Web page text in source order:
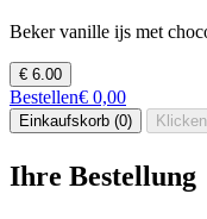
Beker vanille ijs met
€ 6.00
Bestellen€ 0,00
Einkaufskorb (0)
Ihre Bestellung